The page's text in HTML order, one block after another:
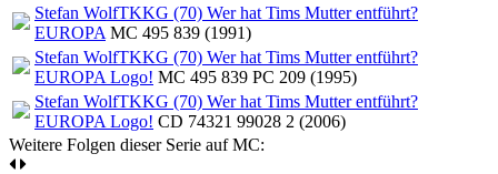
Stefan WolfTKKG (70) Wer hat Tims Mutter entführt?
EUROPA MC 495 839 (1991)
Stefan WolfTKKG (70) Wer hat Tims Mutter entführt?
EUROPA Logo! MC 495 839 PC 209 (1995)
Stefan WolfTKKG (70) Wer hat Tims Mutter entführt?
EUROPA Logo! CD 74321 99028 2 (2006)
Weitere Folgen dieser Serie auf MC: